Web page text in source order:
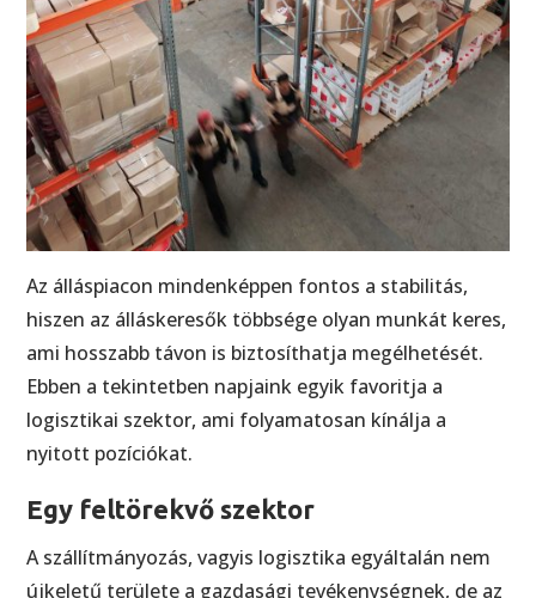
Az álláspiacon mindenképpen fontos a stabilitás,
hiszen az álláskeresők többsége olyan munkát keres,
ami hosszabb távon is biztosíthatja megélhetését.
Ebben a tekintetben napjaink egyik favoritja a
logisztikai szektor, ami folyamatosan kínálja a
nyitott pozíciókat.
Egy feltörekvő szektor
A szállítmányozás, vagyis logisztika egyáltalán nem
újkeletű területe a gazdasági tevékenységnek, de az